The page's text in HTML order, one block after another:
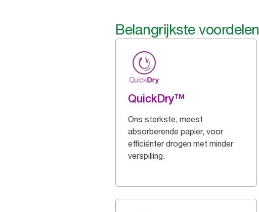
Belangrijkste voordelen
QuickDry™
Ons sterkste, meest
absorberende papier, voor
efficiënter drogen met minder
verspilling.